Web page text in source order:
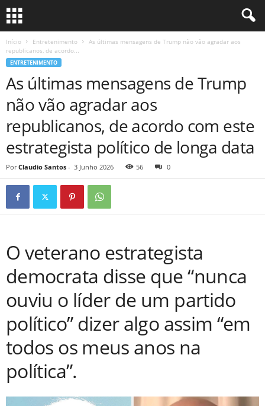
Início Entretenimento
As últimas mensagens de Trump não vão agradar aos
republicanos, de acordo...
ENTRETENIMENTO
As últimas mensagens de Trump
não vão agradar aos
republicanos, de acordo com este
estrategista político de longa data
Por Claudio Santos - 3 Junho 2026 56 0
O veterano estrategista
democrata disse que “nunca
ouviu o líder de um partido
político” dizer algo assim “em
todos os meus anos na
política”.